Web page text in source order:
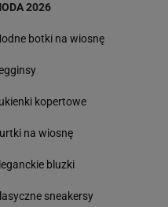
2026
botki na wiosnę
kopertowe
na wiosnę
bluzki
sneakersy